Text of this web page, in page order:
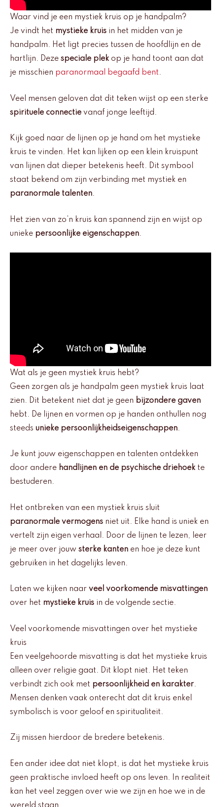
Waar vind je een mystiek kruis op je handpalm?
Je vindt het mystieke kruis in het midden van je
handpalm. Het ligt precies tussen de hoofdlijn en de
hartlijn. Deze speciale plek op je hand toont aan dat
je misschien paranormaal begaafd bent.
Veel mensen geloven dat dit teken wijst op een sterke
spirituele connectie vanaf jonge leeftijd.
Kijk goed naar de lijnen op je hand om het mystieke
kruis te vinden. Het kan lijken op een klein kruispunt
van lijnen dat dieper betekenis heeft. Dit symbool
staat bekend om zijn verbinding met mystiek en
paranormale talenten.
Het zien van zo’n kruis kan spannend zijn en wijst op
unieke persoonlijke eigenschappen.
Wat als je geen mystiek kruis hebt?
Geen zorgen als je handpalm geen mystiek kruis laat
zien. Dit betekent niet dat je geen bijzondere gaven
hebt. De lijnen en vormen op je handen onthullen nog
steeds unieke persoonlijkheidseigenschappen.
Je kunt jouw eigenschappen en talenten ontdekken
door andere handlijnen en de psychische driehoek te
bestuderen.
Het ontbreken van een mystiek kruis sluit
paranormale vermogens niet uit. Elke hand is uniek en
vertelt zijn eigen verhaal. Door de lijnen te lezen, leer
je meer over jouw sterke kanten en hoe je deze kunt
gebruiken in het dagelijks leven.
Laten we kijken naar veel voorkomende misvattingen
over het mystieke kruis in de volgende sectie.
Veel voorkomende misvattingen over het mystieke
kruis
Een veelgehoorde misvatting is dat het mystieke kruis
alleen over religie gaat. Dit klopt niet. Het teken
verbindt zich ook met persoonlijkheid en karakter.
Mensen denken vaak onterecht dat dit kruis enkel
symbolisch is voor geloof en spiritualiteit.
Zij missen hierdoor de bredere betekenis.
Een ander idee dat niet klopt, is dat het mystieke kruis
geen praktische invloed heeft op ons leven. In realiteit
kan het veel zeggen over wie we zijn en hoe we in de
wereld staan.